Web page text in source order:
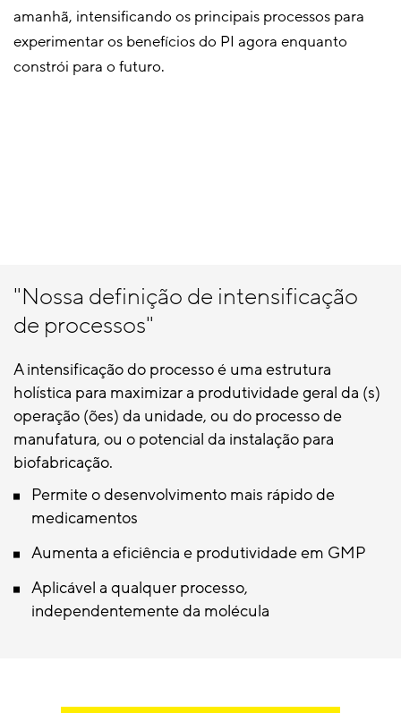
amanhã, intensificando os principais processos para
experimentar os benefícios do PI agora enquanto
constrói para o futuro.
"Nossa definição de intensificação
de processos"
A intensificação do processo é uma estrutura
holística para maximizar a produtividade geral da (s)
operação (ões) da unidade, ou do processo de
manufatura, ou o potencial da instalação para
biofabricação.
Permite o desenvolvimento mais rápido de
medicamentos
Aumenta a eficiência e produtividade em GMP
Aplicável a qualquer processo,
independentemente da molécula